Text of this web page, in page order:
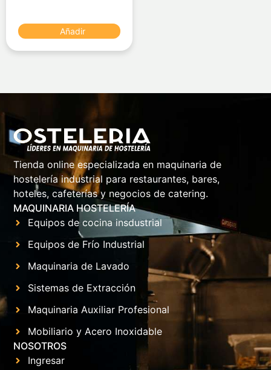
Añadir
Tienda online especializada en maquinaria de
hostelería industrial para restaurantes, bares,
hoteles, cafeterías y negocios de catering.
MAQUINARIA HOSTELERÍA
Equipos de cocina insdustrial
Equipos de Frío Industrial
Maquinaria de Lavado
Sistemas de Extracción
Maquinaria Auxiliar Profesional
Mobiliario y Acero Inoxidable
NOSOTROS
Ingresar